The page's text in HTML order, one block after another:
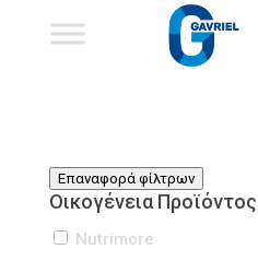
Επαναφορά φίλτρων
Οικογένεια Προϊόντος
Nutrimore